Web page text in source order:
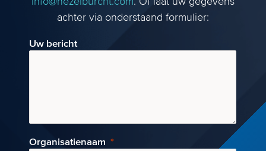
achter via onderstaand formulier:
Uw bericht
Organisatienaam